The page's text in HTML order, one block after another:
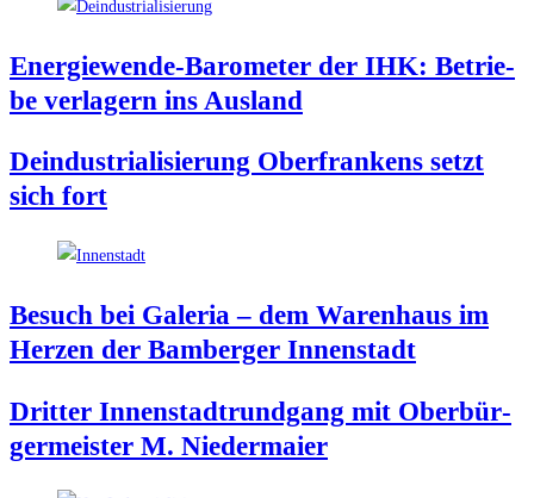
Ener­gie­wen­de-Baro­me­ter der IHK: Betrie­
be ver­la­gern ins Ausland
Deindus­tria­li­sie­rung Ober­fran­kens setzt
sich fort
Besuch bei Gale­ria – dem Waren­haus im
Her­zen der Bam­ber­ger Innenstadt
Drit­ter Innen­stadt­rund­gang mit Ober­bür­
ger­meis­ter M. Niedermaier